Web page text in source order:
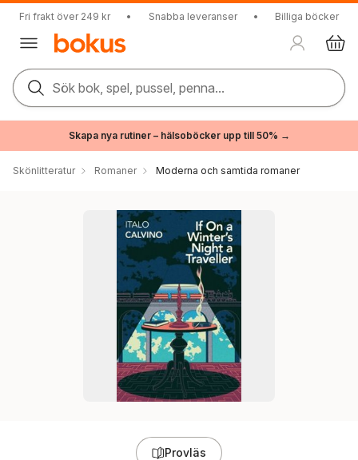
Fri frakt över 249 kr • Snabba leveranser • Billiga böcker
Sök bok, spel, pussel, penna...
Skapa nya rutiner – hälsoböcker upp till 50% →
Skönlitteratur Romaner Moderna och samtida romaner
Provläs